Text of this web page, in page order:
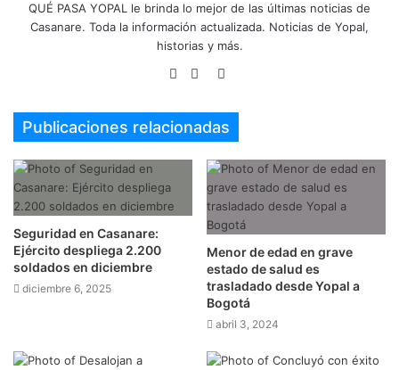
QUÉ PASA YOPAL le brinda lo mejor de las últimas noticias de
Casanare. Toda la información actualizada. Noticias de Yopal,
historias y más.
Sitio Facebook
Twitter
Publicaciones relacionadas
Seguridad en Casanare:
Ejército despliega 2.200
soldados en diciembre
diciembre 6, 2025
Menor de edad en grave
estado de salud es
trasladado desde Yopal a
Bogotá
abril 3, 2024